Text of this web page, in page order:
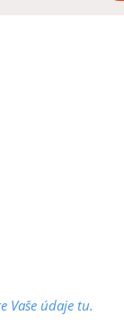
Vaše údaje tu.